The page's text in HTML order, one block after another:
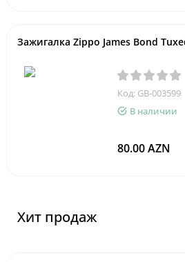
Зажигалка Zippo James Bond
Код: GB-003599
В наличии
80.00 AZN
Хит продаж